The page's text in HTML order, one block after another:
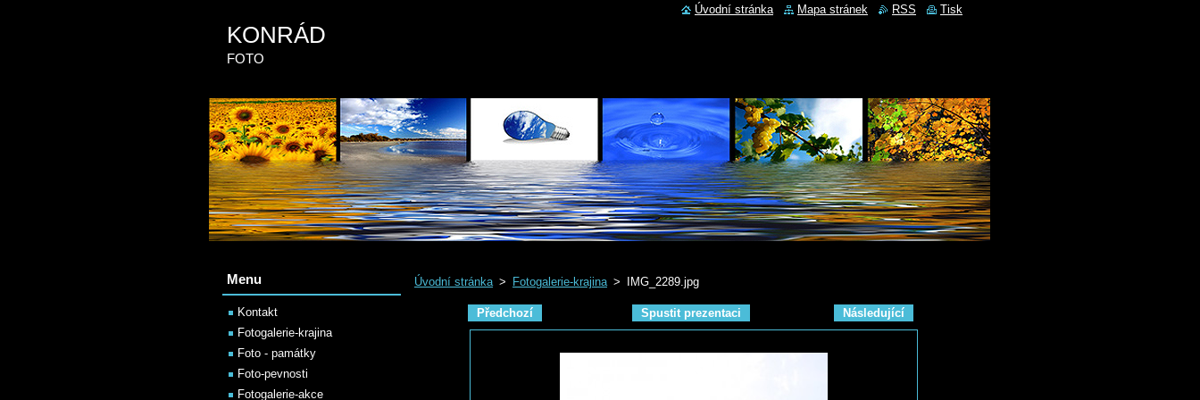
KONRÁD
FOTO
Úvodní stránka > Fotogalerie-krajina > IMG_2289.jpg
Předchozí Spustit prezentaci Následující
Menu
Kontakt
Fotogalerie-krajina
Foto - památky
Foto-pevnosti
Fotogalerie-akce
Úvodní stránka Mapa stránek RSS Tisk